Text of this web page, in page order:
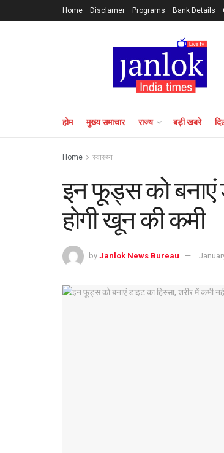
Home Disclamer Programs Bank Details
होम मुख्य समाचार राज्य बड़ी खबरे
Home स्वास्थ्य
इन फूड्स को बनाएं
होगी खून की कमी
by Janlok News Bureau